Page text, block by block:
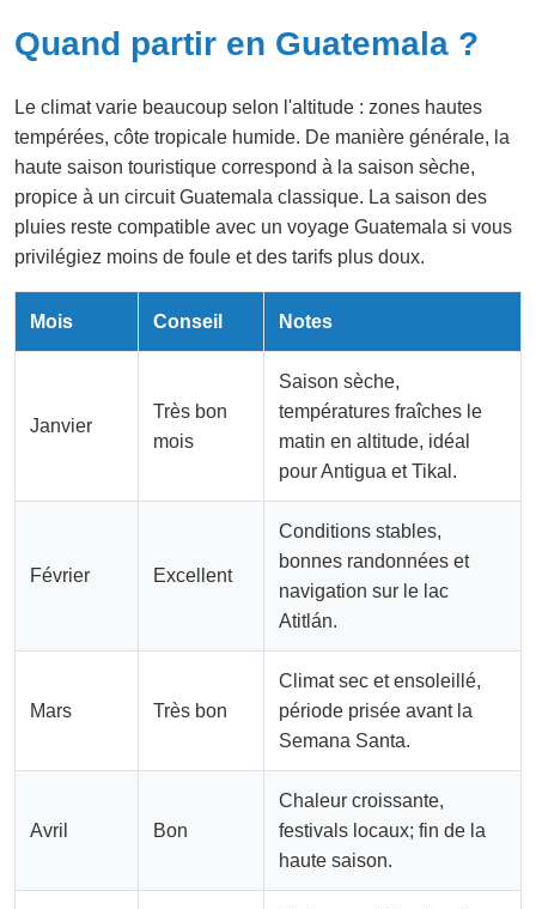
Quand partir en Guatemala ?
Le climat varie beaucoup selon l'altitude : zones hautes
tempérées, côte tropicale humide. De manière générale, la
haute saison touristique correspond à la saison sèche,
propice à un circuit Guatemala classique. La saison des
pluies reste compatible avec un voyage Guatemala si vous
privilégiez moins de foule et des tarifs plus doux.
Mois Conseil Notes
Janvier
Très bon
mois
Saison sèche,
températures fraîches le
matin en altitude, idéal
pour Antigua et Tikal.
Février Excellent
Conditions stables,
bonnes randonnées et
navigation sur le lac
Atitlán.
Mars Très bon
Climat sec et ensoleillé,
période prisée avant la
Semana Santa.
Avril Bon
Chaleur croissante,
festivals locaux; fin de la
haute saison.